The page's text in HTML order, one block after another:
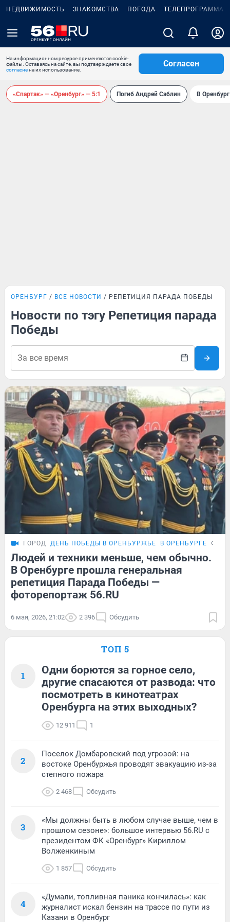
НЕДВИЖИМОСТЬ ЗНАКОМСТВА ПОГОДА ТЕЛЕПРОГРАММА
На информационном ресурсе применяются cookie-
файлы. Оставаясь на сайте, вы подтверждаете свое
согласиена их использование.
Согласен
«Спартак» — «Оренбург» — 5:1 Погиб Андрей Саблин В
ОРЕНБУРГ ВСЕ НОВОСТИ РЕПЕТИЦИЯ ПАРАДА ПОБЕДЫ
Новости по тэгу Репетиция парада
Победы
ГОРОД ДЕНЬ ПОБЕДЫ В ОРЕНБУРЖЬЕ В ОРЕНБУРГЕ
Людей и техники меньше, чем обычно.
В Оренбурге прошла генеральная
репетиция Парада Победы —
фоторепортаж 56.RU
6 мая, 2026, 21:02 2 396 Обсудить
ТОП 5
1
Одни борются за горное село,
другие спасаются от развода: что
посмотреть в кинотеатрах
Оренбурга на этих выходных?
12 911 1
2
Поселок Домбаровский под угрозой: на
востоке Оренбуржья проводят эвакуацию из-за
степного пожара
2 468 Обсудить
3
«Мы должны быть в любом случае выше, чем в
прошлом сезоне»: большое интервью 56.RU с
президентом ФК «Оренбург» Кириллом
Волженкиным
1 857 Обсудить
4
«Думали, топливная паника кончилась»: как
журналист искал бензин на трассе по пути из
Казани в Оренбург